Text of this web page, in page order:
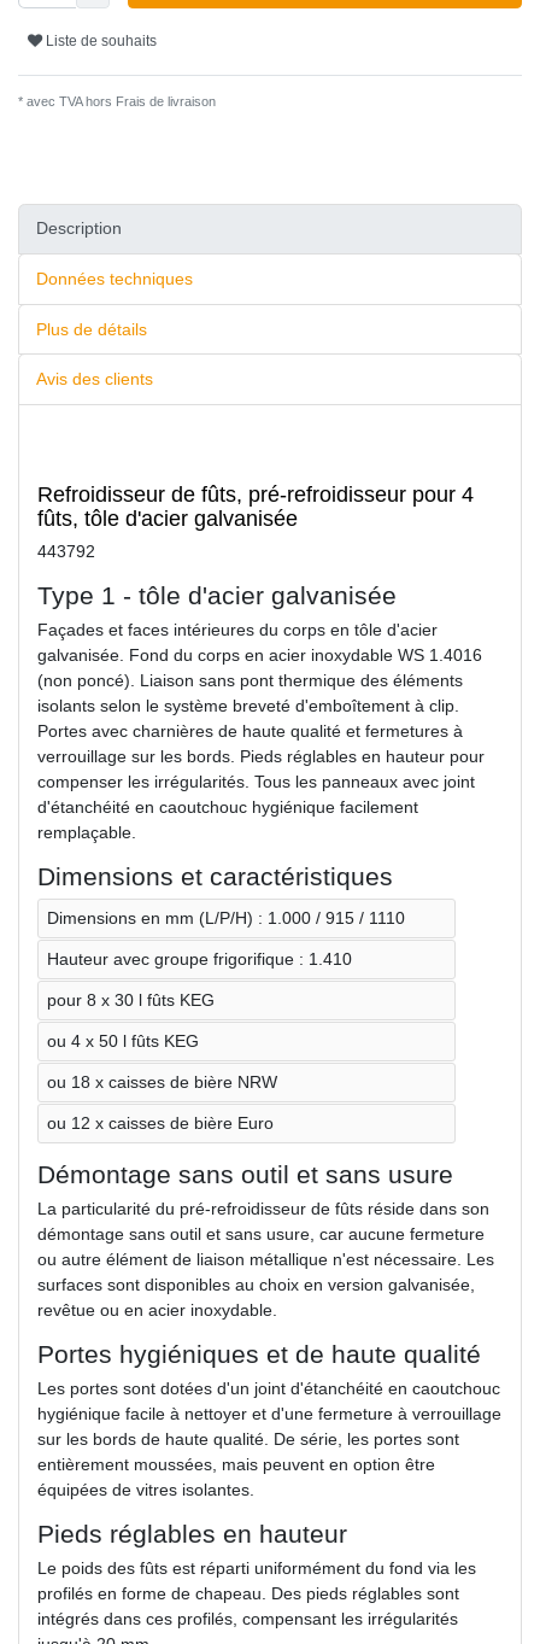
Liste de souhaits
* avec TVA hors Frais de livraison
Description
Données techniques
Plus de détails
Avis des clients
Refroidisseur de fûts, pré-refroidisseur pour 4
fûts, tôle d'acier galvanisée
443792
Type 1 - tôle d'acier galvanisée
Façades et faces intérieures du corps en tôle d'acier
galvanisée. Fond du corps en acier inoxydable WS 1.4016
(non poncé). Liaison sans pont thermique des éléments
isolants selon le système breveté d'emboîtement à clip.
Portes avec charnières de haute qualité et fermetures à
verrouillage sur les bords. Pieds réglables en hauteur pour
compenser les irrégularités. Tous les panneaux avec joint
d'étanchéité en caoutchouc hygiénique facilement
remplaçable.
Dimensions et caractéristiques
Dimensions en mm (L/P/H) : 1.000 / 915 / 1110
Hauteur avec groupe frigorifique : 1.410
pour 8 x 30 l fûts KEG
ou 4 x 50 l fûts KEG
ou 18 x caisses de bière NRW
ou 12 x caisses de bière Euro
Démontage sans outil et sans usure
La particularité du pré-refroidisseur de fûts réside dans son
démontage sans outil et sans usure, car aucune fermeture
ou autre élément de liaison métallique n'est nécessaire. Les
surfaces sont disponibles au choix en version galvanisée,
revêtue ou en acier inoxydable.
Portes hygiéniques et de haute qualité
Les portes sont dotées d'un joint d'étanchéité en caoutchouc
hygiénique facile à nettoyer et d'une fermeture à verrouillage
sur les bords de haute qualité. De série, les portes sont
entièrement moussées, mais peuvent en option être
équipées de vitres isolantes.
Pieds réglables en hauteur
Le poids des fûts est réparti uniformément du fond via les
profilés en forme de chapeau. Des pieds réglables sont
intégrés dans ces profilés, compensant les irrégularités